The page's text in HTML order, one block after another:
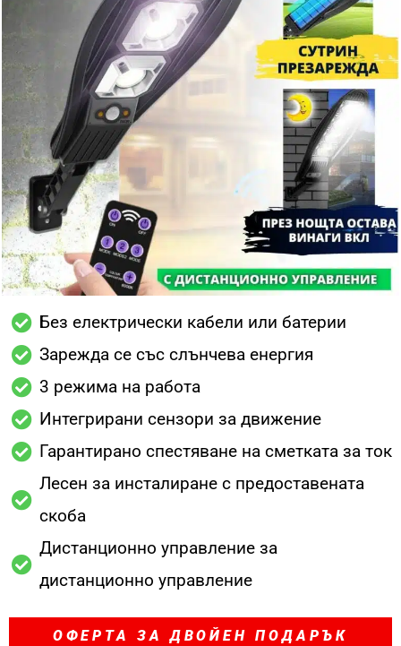
Без електрически кабели или батерии
Зарежда се със слънчева енергия
3 режима на работа
Интегрирани сензори за движение
Гарантирано спестяване на сметката за ток
Лесен за инсталиране с предоставената
скоба
Дистанционно управление за
дистанционно управление
ОФЕРТА ЗА ДВОЙЕН ПОДАРЪК